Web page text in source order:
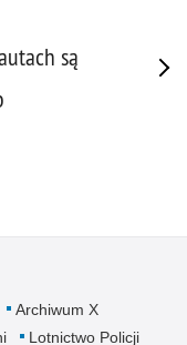
są
Archiwum X
Lotnictwo Policji